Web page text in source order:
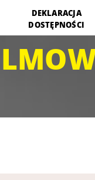
DEKLARACJA
DOSTĘPNOŚCI